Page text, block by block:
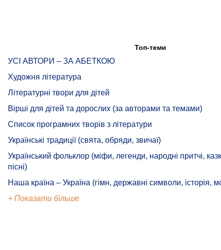
Топ-теми
УСІ АВТОРИ – ЗА АБЕТКОЮ
Художня література
Літературні твори для дітей
Вірші для дітей та дорослих (за авторами та темами)
Список програмних творів з літератури
Українські традиції (свята, обряди, звичаї)
Український фольклор (міфи, легенди, народні притчі,
пісні)
Наша країна – Україна (гімн, державні символи, історія,
+ Показати більше